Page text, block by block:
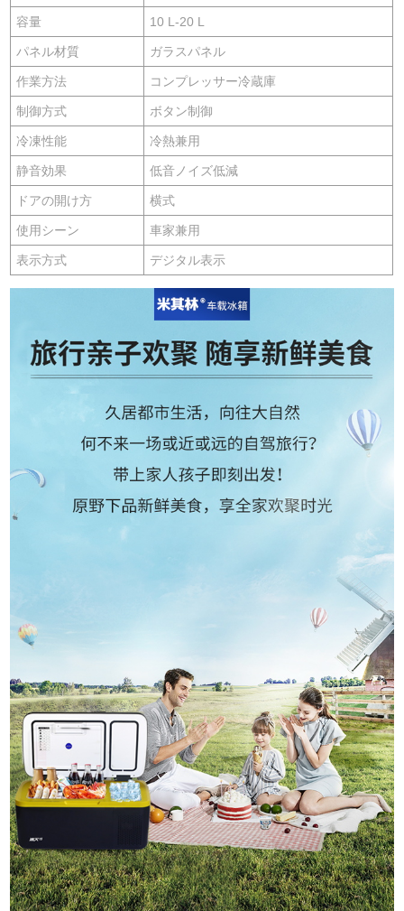
容量 10 L-20 L
パネル材質 ガラスパネル
作業方法 コンプレッサー冷蔵庫
制御方式 ボタン制御
冷凍性能 冷熱兼用
静音効果 低音ノイズ低減
ドアの開け方 横式
使用シーン 車家兼用
表示方式 デジタル表示